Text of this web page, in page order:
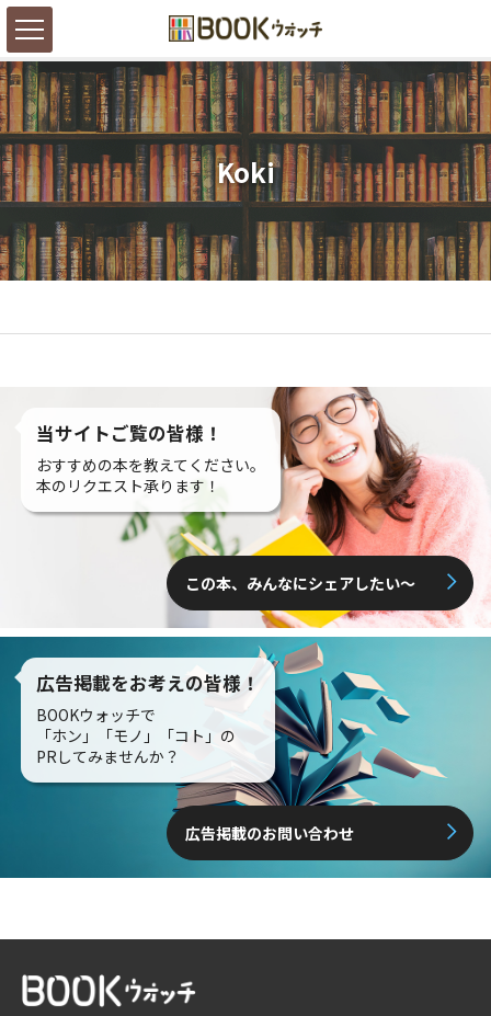
Koki
当サイトご覧の皆様！
おすすめの本を教えてください。
本のリクエスト承ります！
この本、みんなにシェアしたい〜
広告掲載をお考えの皆様！
BOOKウォッチで
「ホン」「モノ」「コト」の
PRしてみませんか？
広告掲載のお問い合わせ